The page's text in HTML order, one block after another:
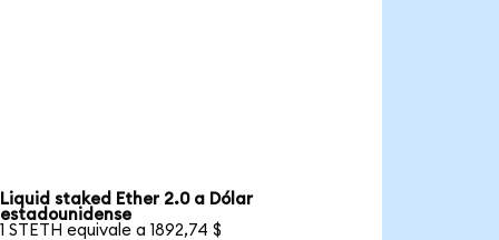
Liquid staked Ether 2.0 a Dólar
estadounidense
1 STETH equivale a 1892,74 $